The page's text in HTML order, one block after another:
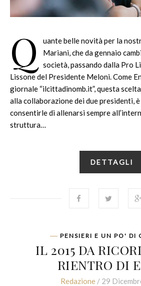
Q
uante belle novità per la
Mariani, che da gennaio
società, passando dalla Pro
Lissone del Presidente Meloni. Come
giornale “ilcittadinomb.it”, questa
alla collaborazione dei due presidenti,
consentirle di allenarsi sempre
struttura…
DETTAGLI
PENSIERI E UN PO' DI
IL 2015 DA
RIENTRO DI
Redazione / 29